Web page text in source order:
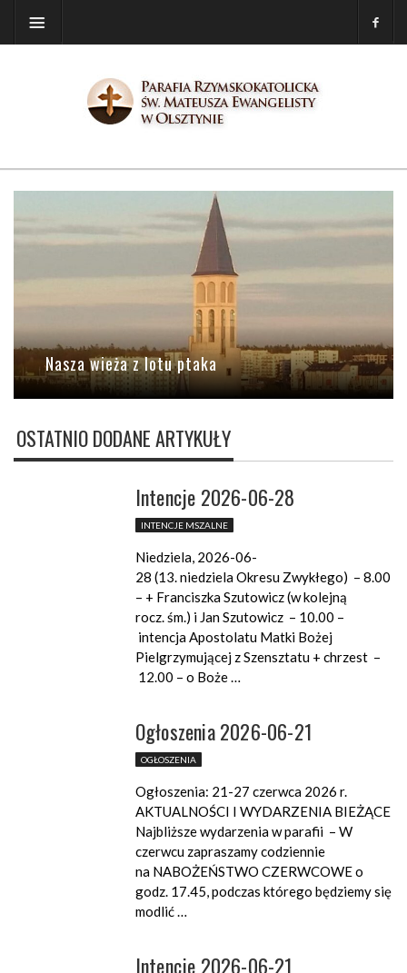
Nasza wieża z lotu ptaka
OSTATNIO DODANE ARTYKUŁY
Intencje 2026-06-28
INTENCJE MSZALNE
Niedziela, 2026-06-
28 (13. niedziela Okresu Zwykłego) – 8.00
– + Franciszka Szutowicz (w kolejną
rocz. śm.) i Jan Szutowicz – 10.00 –
intencja Apostolatu Matki Bożej
Pielgrzymującej z Szensztatu + chrzest –
12.00 – o Boże …
Ogłoszenia 2026-06-21
OGŁOSZENIA
Ogłoszenia: 21-27 czerwca 2026 r.
AKTUALNOŚCI I WYDARZENIA BIEŻĄCE
Najbliższe wydarzenia w parafii – W
czerwcu zapraszamy codziennie
na NABOŻEŃSTWO CZERWCOWE o
godz. 17.45, podczas którego będziemy się
modlić …
Intencje 2026-06-21